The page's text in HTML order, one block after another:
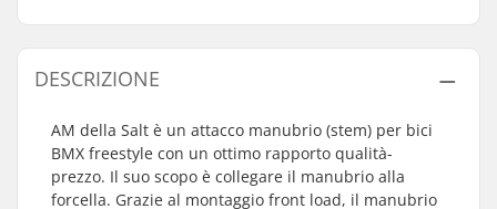
DESCRIZIONE
AM della Salt è un attacco manubrio (stem) per bici
BMX freestyle con un ottimo rapporto qualità-
prezzo. Il suo scopo è collegare il manubrio alla
forcella. Grazie al montaggio front load, il manubrio